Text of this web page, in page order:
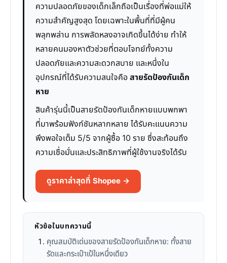
ความปลอดภัยของเด็กเล็กถือเป็นเรื่องที่พ่อแม่ให้
ความสำคัญสูงสุด โดยเฉพาะในพื้นที่ที่มีผู้คน
พลุกพล่าน การพลัดหลงอาจเกิดขึ้นได้ง่าย ทำให้
หลายคนมองหาตัวช่วยที่ตอบโจทย์ทั้งความ
ปลอดภัยและความสะดวกสบาย และหนึ่งใน
อุปกรณ์ที่ได้รับความสนใจคือสายรัดป้องกันเด็ก
หาย
สินค้ารุ่นนี้เป็นสายรัดป้องกันเด็กหายแบบพกพา
ที่มาพร้อมฟังก์ชันหลากหลาย ได้รับคะแนนความ
พึงพอใจเต็ม 5/5 จากผู้ซื้อ 10 ราย ซึ่งสะท้อนถึง
ความเชื่อมั่นและประสิทธิภาพที่ผู้ใช้งานจริงได้รับ
ดูราคาล่าสุดที่ Shopee →
หัวข้อในบทความนี้
คุณสมบัติเด่นของสายรัดป้องกันเด็กหาย: ทั้งสาย
รัดและกระเป๋าเป้ในหนึ่งเดียว